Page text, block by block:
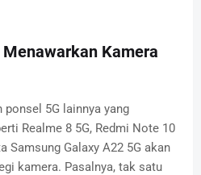
Kamera
5G lainnya yang
Realme 8 5G, Redmi Note 10
Samsung Galaxy A22 5G akan
kamera. Pasalnya, tak satu